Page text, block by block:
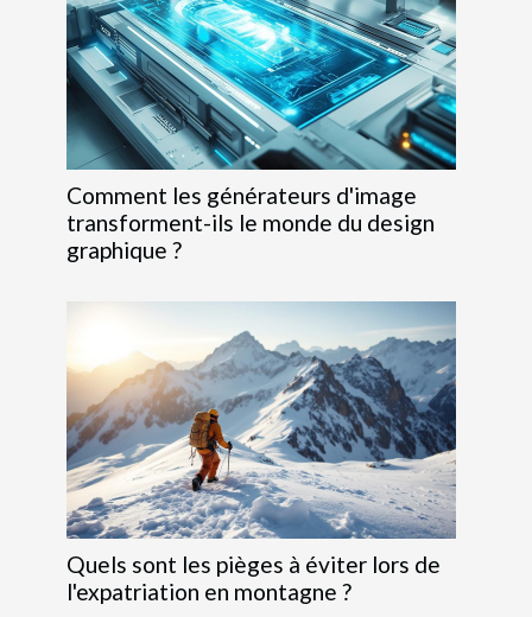
Comment les générateurs d'image
transforment-ils le monde du design
graphique ?
Quels sont les pièges à éviter lors de
l'expatriation en montagne ?